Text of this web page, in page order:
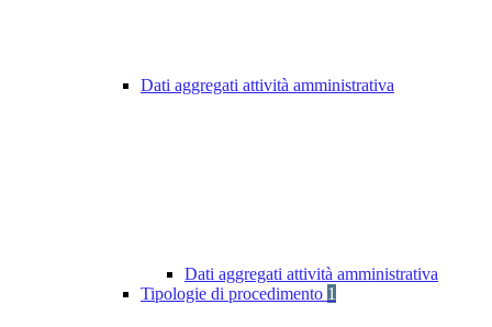
Dati aggregati attività amministrativa
Dati aggregati attività amministrativa
Tipologie di procedimento 1